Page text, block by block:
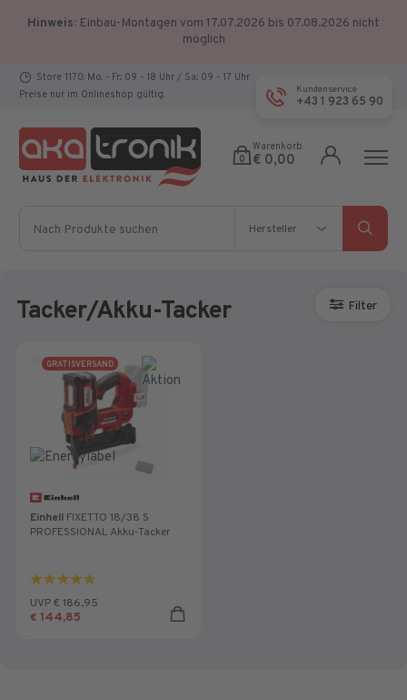
Hinweis: Einbau-Montagen vom 17.07.2026 bis 07.08.2026 nicht
möglich
Store 1170: Mo. - Fr.: 09 - 18 Uhr / Sa.: 09 - 17 Uhr
Preise nur im Onlineshop gültig.
Kundenservice
+43 1 923 65 90
0
Warenkorb
€ 0,00
Hersteller
Tacker/Akku-Tacker Filter
GRATISVERSAND
EinhellFIXETTO 18/38 S
PROFESSIONAL Akku-Tacker
4.8
Sternen.
€ 144,85
UVP € 186,95